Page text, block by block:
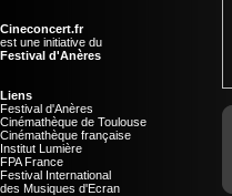
Cineconcert.fr
est une initiative du
Festival d'Anères
Liens
Festival d'Anères
Cinémathèque de Toulouse
Cinémathèque française
Institut Lumière
FPA France
Festival International
des Musiques d'Ecran